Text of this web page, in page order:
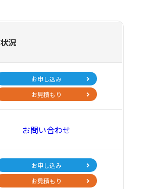
況
お申し込み
お見積もり
お問い合わせ
お申し込み
お見積もり